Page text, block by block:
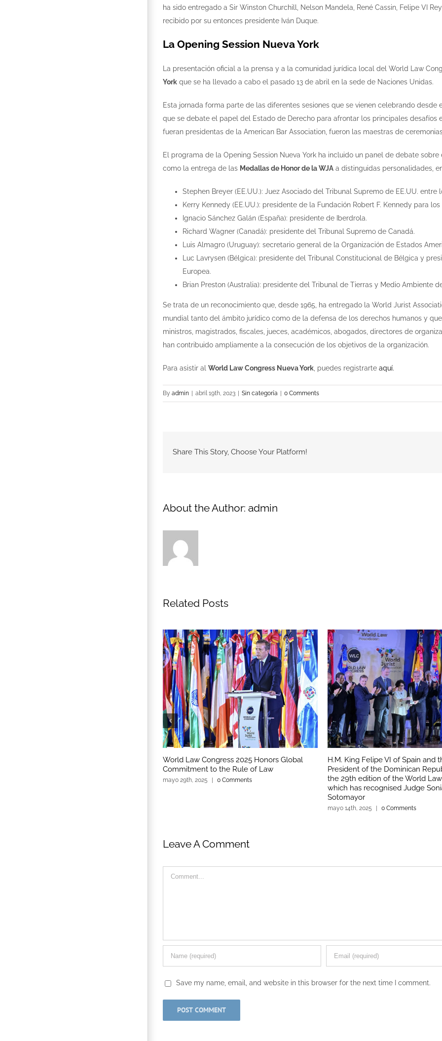
ha sido entregado a Sir Winston Churchill, Nelson Mandela, René Cassin, Felipe VI
recibido por su entonces presidente Iván Duque.
La Opening Session Nueva York
La presentación oficial a la prensa y a la comunidad jurídica local del World Law
York que se ha llevado a cabo el pasado 13 de abril en la sede de Naciones Unidas.
Esta jornada forma parte de las diferentes sesiones que se vienen celebrando
que se debate el papel del Estado de Derecho para afrontar los principales desafíos
fueran presidentas de la American Bar Association, fueron las maestras de
El programa de la Opening Session Nueva York ha incluido un panel de debate
como la entrega de las Medallas de Honor de la WJA a distinguidas personalidades,
Stephen Breyer (EE.UU.): Juez Asociado del Tribunal Supremo de EE.UU. entre
Kerry Kennedy (EE.UU.): presidente de la Fundación Robert F. Kennedy para
Ignacio Sánchez Galán (España): presidente de Iberdrola.
Richard Wagner (Canadá): presidente del Tribunal Supremo de Canadá.
Luis Almagro (Uruguay): secretario general de la Organización de Estados
Luc Lavrysen (Bélgica): presidente del Tribunal Constitucional de Bélgica y
Europea.
Brian Preston (Australia): presidente del Tribunal de Tierras y Medio Ambiente
Se trata de un reconocimiento que, desde 1965, ha entregado la World Jurist
mundial tanto del ámbito jurídico como de la defensa de los derechos humanos y
ministros, magistrados, fiscales, jueces, académicos, abogados, directores de
han contribuido ampliamente a la consecución de los objetivos de la organización.
Para asistir al World Law Congress Nueva York , puedes registrarte aquí.
By admin | abril 19th, 2023 | Sin categoría | 0 Comments
Share This Story, Choose Your Platform!
About the Author: admin
Related Posts
World Law Congress 2025 Honors Global
Commitment to the Rule of Law
mayo 29th, 2025 0 Comments
H.M. King Felipe VI of Spain and
President of the Dominican
the 29th edition of the World
which has recognised Judge
Sotomayor
mayo 14th, 2025 0 Comments
Leave A Comment
Comment
Save my name, email, and website in this browser for the next time I comment.